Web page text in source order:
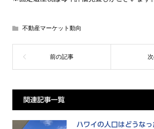
不動産マーケット動向
関連記事一覧
ハワイの人口はどうな